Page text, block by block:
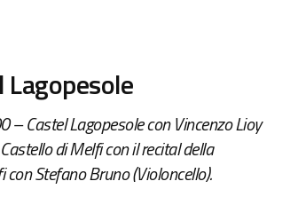
Castel Lagopesole con Vincenzo Lioy
di Melfi con il recital della
Stefano Bruno (Violoncello).